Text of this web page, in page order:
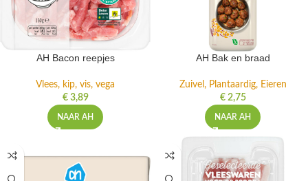
AH Bacon reepjes
Vlees, kip, vis, vega
€3,89
NAAR AH
AH Bak en braad
Zuivel, Plantaardig, Eieren
€2,75
NAAR AH